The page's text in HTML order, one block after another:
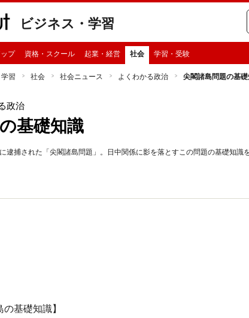
ビジネス・学習
プ 資格・スクール 起業・経営 社会 学習・受験
習 社会 社会ニュース よくわかる政治 尖閣諸島問題の基
政治
基礎知識
逮捕された「尖閣諸島問題」。日中関係に影を落とすこの問題の基礎知識
基礎知識】